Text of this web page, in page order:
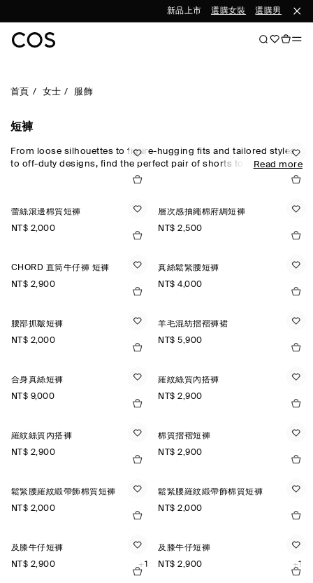
新品上市 選購女裝 選購男裝
首頁 女士 服飾
短褲
From loose silhouettes to figure-hugging fits and tailored styles
to off-duty designs, find the perfect pair of shorts to carry you
through the seasons. Offset your look with new-season signature
Read more
蕾絲滾邊棉質短褲
NT$ 2,000
層次感抽繩棉府綢短褲
NT$ 2,500
CHORD 直筒牛仔褲 短褲
NT$ 2,900
真絲鬆緊腰短褲
NT$ 4,000
腰部抓皺短褲
NT$ 2,000
羊毛混紡摺褶褲裙
NT$ 5,900
合身真絲短褲
NT$ 9,000
羅紋絲質內搭褲
NT$ 2,900
羅紋絲質內搭褲
NT$ 2,900
棉質摺褶短褲
NT$ 2,900
鬆緊腰羅紋緞帶飾棉質短褲
NT$ 2,000
鬆緊腰羅紋緞帶飾棉質短褲
NT$ 2,000
及膝牛仔短褲
NT$ 2,900
+1
及膝牛仔短褲
NT$ 2,900
+1